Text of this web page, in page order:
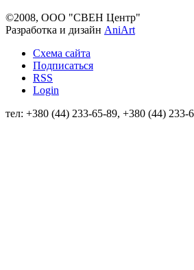
©2008, ООО "СВЕН Центр"
Разработка и дизайн AniArt
Схема сайта
Подписаться
RSS
Login
тел: +380 (44) 233-65-89, +380 (44) 233-